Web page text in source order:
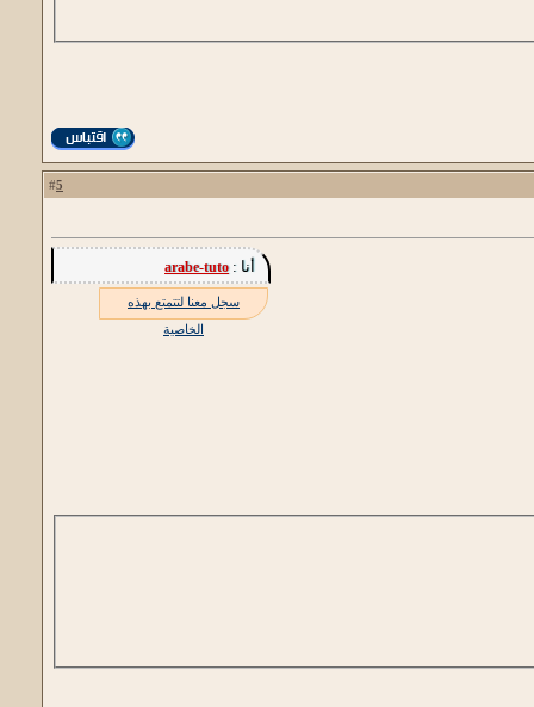
5
أنا :arabe-tuto
سجل معنا لتتمتع بهذه
الخاصية